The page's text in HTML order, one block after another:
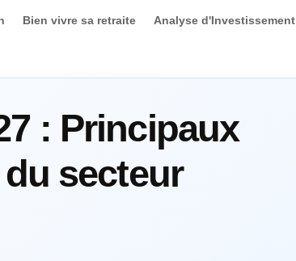
Bien vivre sa retraite Analyse d'Investissement
: Principaux
secteur